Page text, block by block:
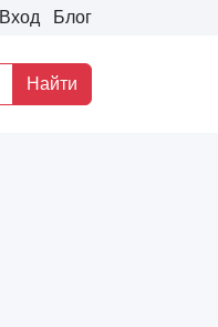
Вход Блог
Найти